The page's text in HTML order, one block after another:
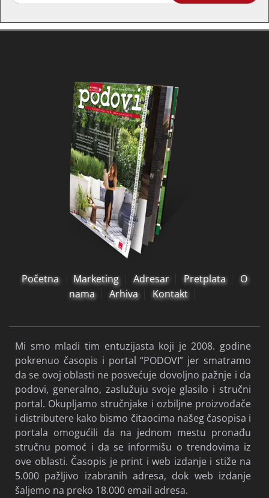
Početna Marketing Adresar Pretplata
O
nama
Arhiva Kontakt
Mi smo mladi tim entuzijasta koji je 2008. godine
pokrenuo časopis i portal “PODOVI” jer smatramo
da se ovoj oblasti ne posvećuje dovoljno pažnje i da
podovi, generalno, zaslužuju svoje glasilo i stručni
portal. Okupljamo stručnjake i ozbiljne proizvođače
i distributere kako bismo čitaocima našeg časopisa i
portala omogućili da na jednom mestu pronađu
stručnu pomoć i da se informišu o trendovima iz
ove oblasti. Časopis je print i web izdanje i stiže na
5.000 pažljivo izabranih adresa, dok web izdanje
šaljemo na preko 18.000 email adresa.